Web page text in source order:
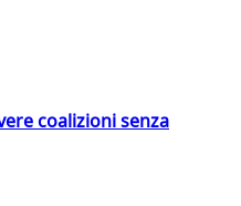
coalizioni senza